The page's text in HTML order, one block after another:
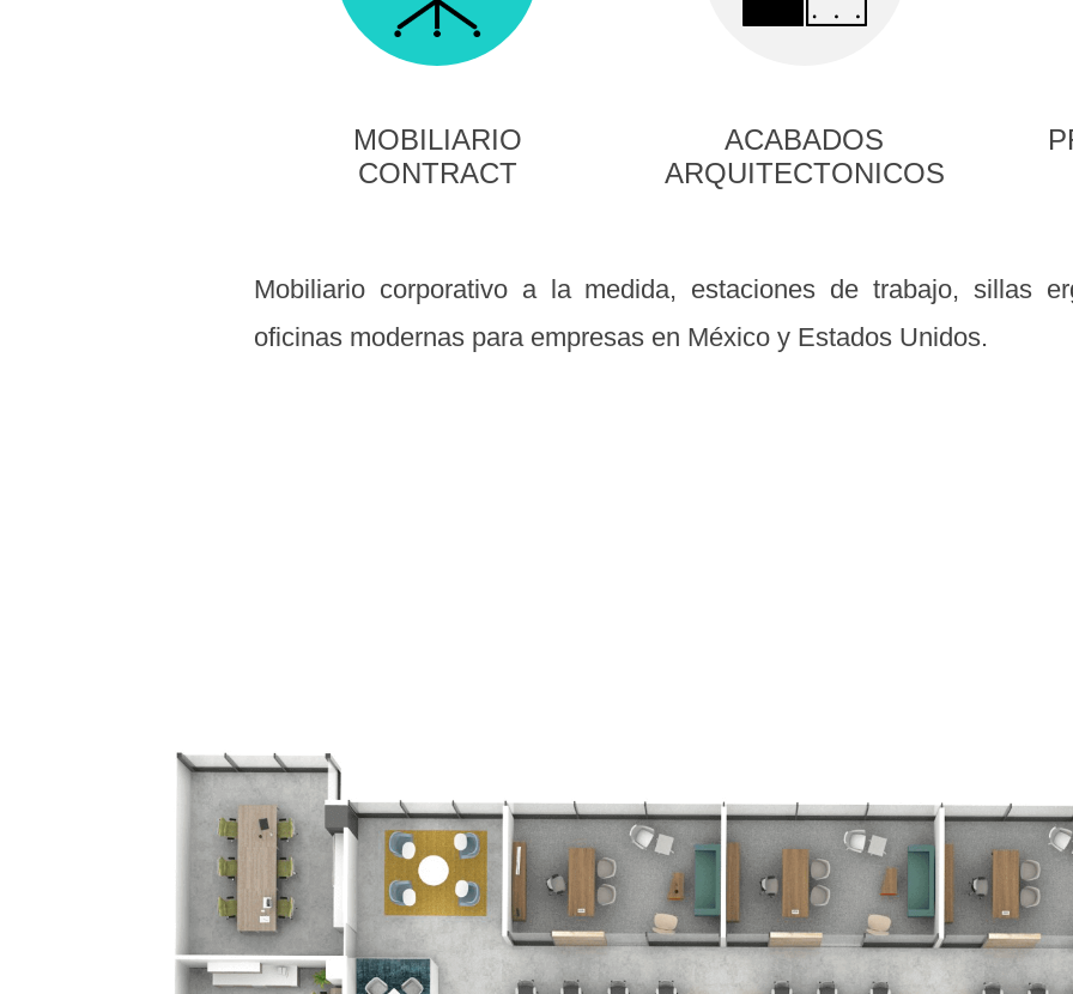
MOBILIARIO
CONTRACT
ACABADOS
ARQUITECTONICOS
Mobiliario corporativo a la medida, estaciones de trabajo, sillas
oficinas modernas para empresas en México y Estados Unidos.